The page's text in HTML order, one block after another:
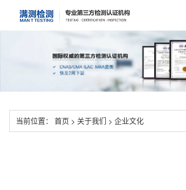
当前位置： 首页 > 关于我们 > 企业文化